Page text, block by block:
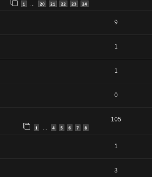
1 20 21 22 23 24
9
1
1
0
1 4 5 6 7 8
105
1
3